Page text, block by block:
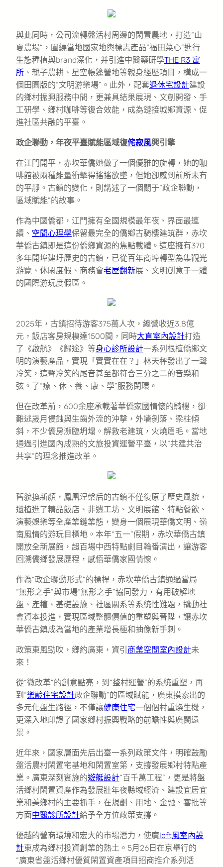
與此同時，公司流轉盤活村周邊的閑置農地，打造“山
夏農場”，圍繞當地國家地輿標志產品“福田菜心”進行
生態種植與brand深化，并引進中醫藥研學THE R3 寓
所 、親子農耕、星空帳篷營地等親身經歷項目，構成一
個田園版的“文明游樂場”。此外，配套退休宅設計建設
的鄉村振興服務中間，更兼具結果展現、文創開發、手
工研學、鄉村咖啡等復合效能，成為鏈接城鄉資源、促
進社區共融的平臺。
政企聯動，年夜平臺賦能區域復侘寂風興引擎
在江門開平，赤坎華僑她做了一個優雅的旋轉，她的咖
啡館被兩種能量衝擊得搖搖欲墜，但她卻感到前所未有
的平靜。古鎮的變化，則講述了一個關于“政企聯動，
區域賦能”的故事。
作為中國僑都，江門擁有全國規模最年夜、界面最連
續、 空間心理學保留最完全的僑鄉古騎樓建筑群，赤坎
華僑古鎮即是這份僑鄉資源的焦點載體。這座擁有370
多年開埠建圩歷史的古鎮，已從百年商埠轉型為集觀光
游覽、休閑度假、商務會老屋翻新展、文明創意于一體
的國際游玩度假區。
2025年，古鎮招待游客375萬人次，總營收近3.8億
元，飯店客房規模達1500間，同時大直室內設計打造
了《啟航》《歸途》等身心診所設計一系列根植僑鄉文
明的演藝產品，實現「實實在在？」林天秤發出了一聲
冷笑，這聲冷笑的尾音甚至都符合三分之二的音樂和
弦。了“療、休、養、康、學”服務閉環。
但在改革前，600余座承載著華僑家國情懷的騎樓，卻
難逃歲月侵蝕與生齒外流的沖擊，外墻剝落、梁柱傾
斜，不少僑房瀕臨坍塌。解救老建筑，火燒眉毛。當地
通過引進國內成熟的文旅投資運營平臺，以“共建共治
共享”的理念推進改革。
舊貌換新顏，鳳凰涅槃后的古鎮不僅復原了歷史風貌，
還植進了精品飯店、非遺工坊、文明展館、特點餐飲、
演藝娛樂等全產業鏈業態，變身一個展現華僑文明、嶺
南風情的游玩目標地。本年“五一”假期，赤坎華僑古鎮
開放全新展館，超百場中西特點劇目輪番演出，讓游客
回溯僑鄉發展歷程，感悟華僑家國情懷。
作為“政企聯動形式”的標桿，赤坎華僑古鎮通過當局
“無形之手”與市場“無形之手”協同發力，有用破解地
盤、產權、基礎設施、社區關系等系統性難題，撬動社
會資本投進，實現區域整體價值的重塑與晉陞，讓赤坎
華僑古鎮成為當地的產業增長極和抽像新手刺。
政策東風勁吹，鄉約廣東，資引 商業空間室內設計未
來！
從“微改革”的創意點亮，到“整村運營”的系統重塑，再
到“樂齡住宅設計政企聯動”的區域賦能，廣東摸索出的
多元化盤生路徑，不僅讓健康住宅一個個村重煥生機，
更深入地印證了國家鄉村振興戰略的前瞻性與廣闊遠
景。
近年來，國家層面先后出臺一系列政策文件，明確鼓勵
盤活農村閑置宅基地和閑置室第，支撐發展鄉村特點產
業。廣東深刻實施的遊艇設計“百千萬工程”，更是將盤
活鄉村閑置資產作為發展壯年夜縣域經濟、建設宜居宜
業和美鄉村的主要抓手，在規劃、用地、金融、審批等
方面中醫診所設計給予全方位政策支撐。
優越的營商環境和宏大的市場潛力，使廣loft風室內設
計東成為鄉村投資創業的熱土。5月26日在京舉行的
“廣東省盤活鄉村優質閑置資產項目招商推介系列活